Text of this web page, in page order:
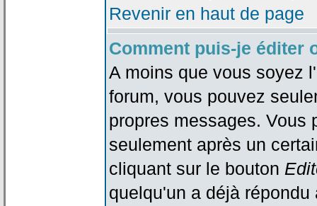
Revenir en haut de page
Comment puis-je éditer
A moins que vous soyez
forum, vous pouvez
propres messages. Vous
seulement après un
cliquant sur le bouton
quelqu'un a déjà